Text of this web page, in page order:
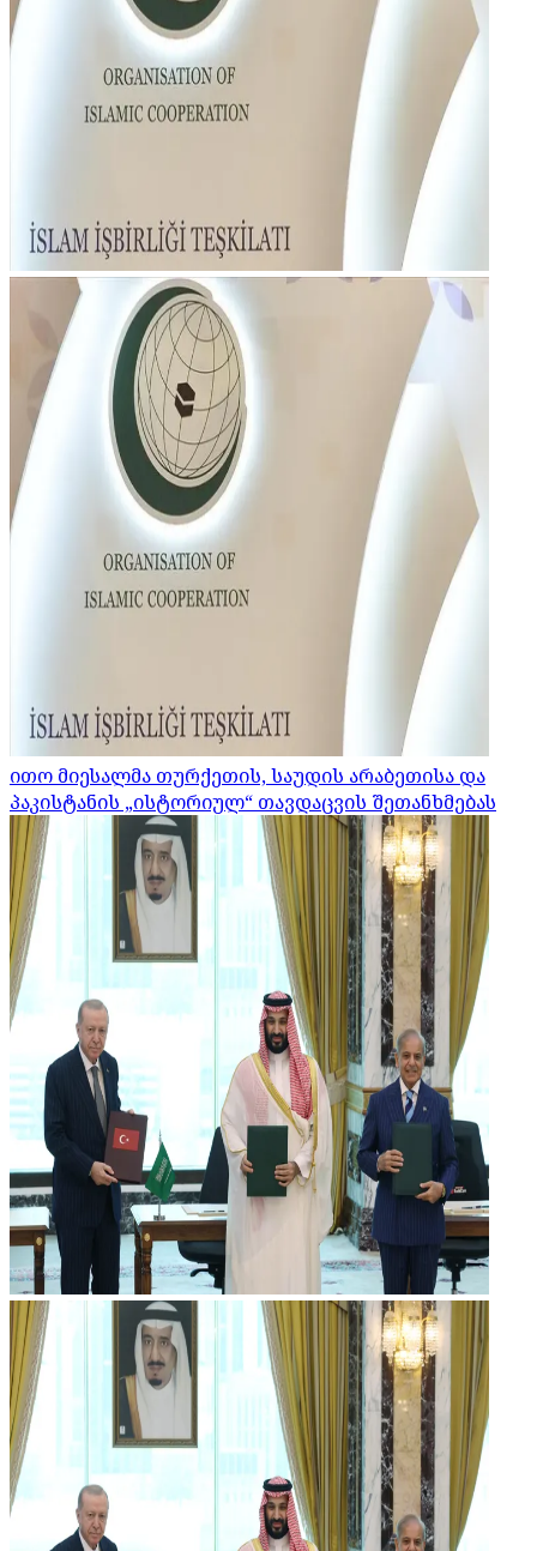
ითო მიესალმა თურქეთის, საუდის არაბეთისა და
პაკისტანის „ისტორიულ“ თავდაცვის შეთანხმებას